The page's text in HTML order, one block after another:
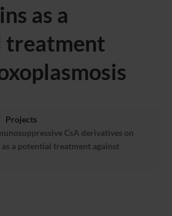
as a
treatment
Projects
CsA derivatives on
a potential treatment against